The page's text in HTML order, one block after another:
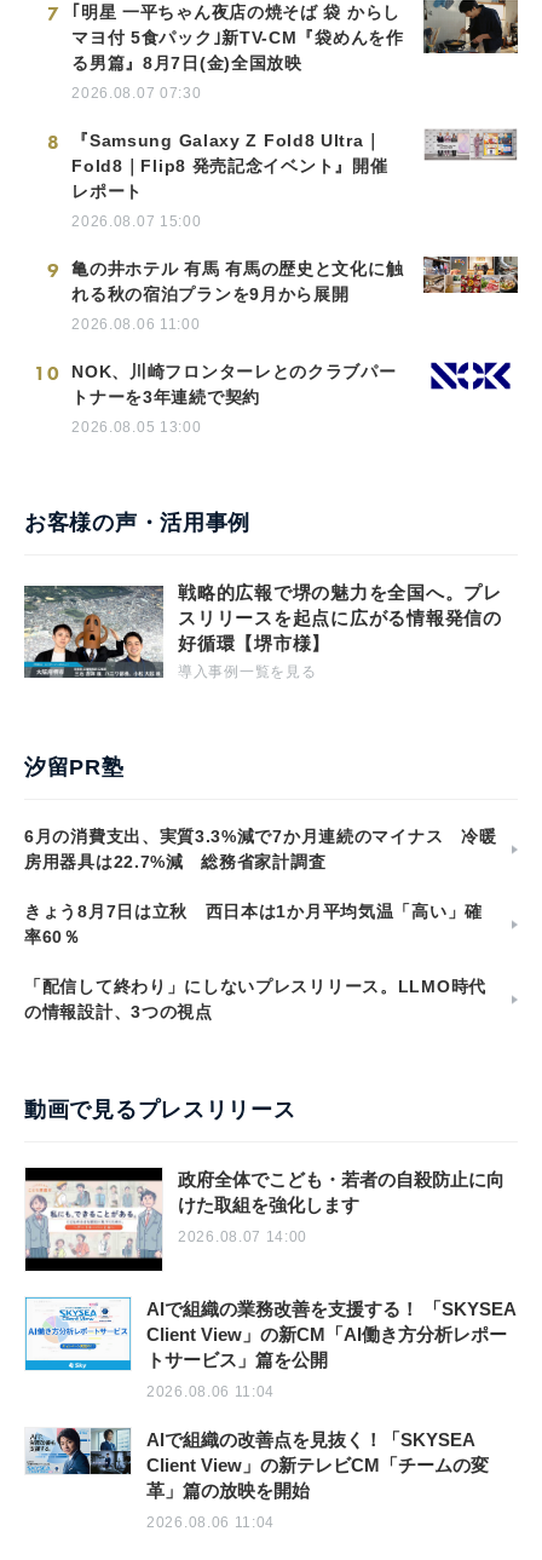
7
｢明星 一平ちゃん夜店の焼そば 袋 からし
マヨ付 5食パック｣新TV-CM『袋めんを作
る男篇』8月7日(金)全国放映
2026.08.07 07:30
8
『Samsung Galaxy Z Fold8 Ultra｜
Fold8｜Flip8 発売記念イベント』開催
レポート
2026.08.07 15:00
9
亀の井ホテル 有馬 有馬の歴史と文化に触
れる秋の宿泊プランを9月から展開
2026.08.06 11:00
10
NOK、川崎フロンターレとのクラブパー
トナーを3年連続で契約
2026.08.05 13:00
お客様の声・活用事例
戦略的広報で堺の魅力を全国へ。プレ
スリリースを起点に広がる情報発信の
好循環【堺市様】
導入事例一覧を見る
汐留PR塾
6月の消費支出、実質3.3%減で7か月連続のマイナス 冷暖
房用器具は22.7%減 総務省家計調査
きょう8月7日は立秋 西日本は1か月平均気温「高い」確
率60％
「配信して終わり」にしないプレスリリース。LLMO時代
の情報設計、3つの視点
動画で見るプレスリリース
政府全体でこども・若者の自殺防止に向
けた取組を強化します
2026.08.07 14:00
AIで組織の業務改善を支援する！ 「SKYSEA
Client View」の新CM「AI働き方分析レポー
トサービス」篇を公開
2026.08.06 11:04
AIで組織の改善点を見抜く！「SKYSEA
Client View」の新テレビCM「チームの変
革」篇の放映を開始
2026.08.06 11:04